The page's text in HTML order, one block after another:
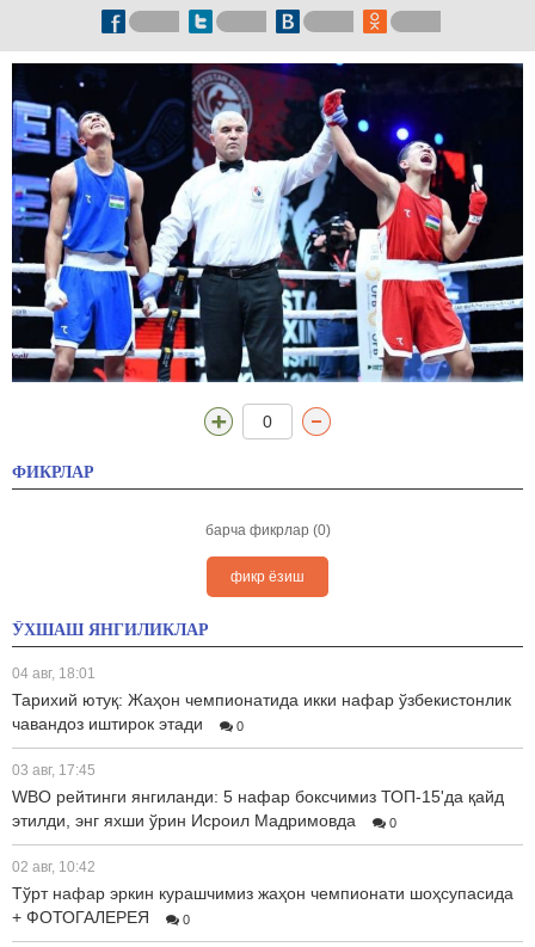
0
ФИКРЛАР
барча фикрлар (0)
фикр ёзиш
ЎХШАШ ЯНГИЛИКЛАР
04 авг, 18:01
Тарихий ютуқ: Жаҳон чемпионатида икки нафар ўзбекистонлик
чавандоз иштирок этади
0
03 авг, 17:45
WBO рейтинги янгиланди: 5 нафар боксчимиз ТОП-15'да қайд
этилди, энг яхши ўрин Исроил Мадримовда
0
02 авг, 10:42
Тўрт нафар эркин курашчимиз жаҳон чемпионати шоҳсупасида
+ ФОТОГАЛЕРЕЯ
0